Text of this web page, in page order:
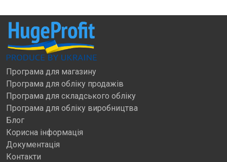
Програма для магазину
Програма для обліку продажів
Програма для складського обліку
Програма для обліку виробництва
Блог
Корисна інформація
Документація
Контакти